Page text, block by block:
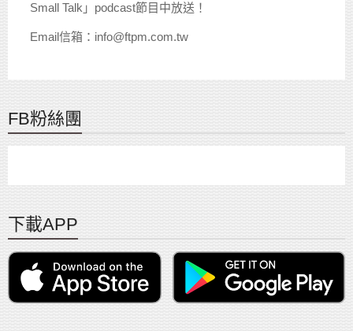
Small Talk」podcast節目中放送！
Email信箱：info@ftpm.com.tw
FB粉絲團
下載APP